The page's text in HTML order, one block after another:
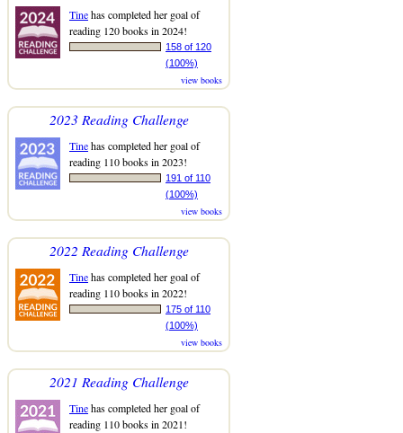
Tinehas completed her goal of
reading 120 books in 2024!
158 of 120
(100%)
view books
2023 Reading Challenge
Tinehas completed her goal of
reading 110 books in 2023!
191 of 110
(100%)
view books
2022 Reading Challenge
Tinehas completed her goal of
reading 110 books in 2022!
175 of 110
(100%)
view books
2021 Reading Challenge
Tinehas completed her goal of
reading 110 books in 2021!